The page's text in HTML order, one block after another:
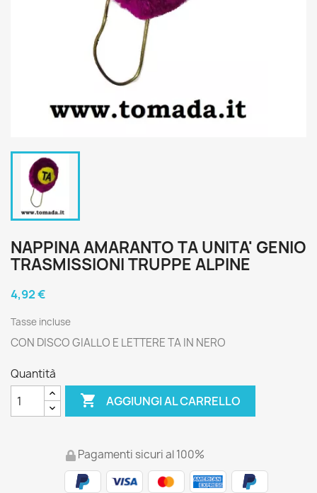
NAPPINA AMARANTO TA UNITA' GENIO
TRASMISSIONI TRUPPE ALPINE
4,92 €
Tasse incluse
CON DISCO GIALLO E LETTERE TA IN NERO
Quantità
 AGGIUNGI AL CARRELLO
Pagamenti sicuri al 100%